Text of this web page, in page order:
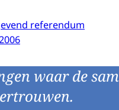
referendum
waar de